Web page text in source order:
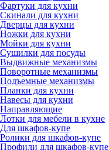
Фартуки для кухни
Скинали для кухни
Дверцы для кухни
Ножки для кухни
Мойки для кухни
Сушилки для посуды
Выдвижные механизмы
Поворотные механизмы
Подъемные механизмы
Планки для кухни
Навесы для кухни
Направляющие
Лотки для мебели в кухне
Для шкафов-купе
Ролики для шкафов-купе
Профили для шкафов-купе